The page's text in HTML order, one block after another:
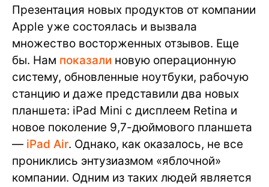
Презентация новых продуктов от компании
Apple уже состоялась и вызвала
множество восторженных отзывов. Еще
бы. Нам показали новую операционную
систему, обновленные ноутбуки, рабочую
станцию и даже представили два новых
планшета: iPad Mini с дисплеем Retina и
новое поколение 9,7-дюймового планшета
— iPad Air. Однако, как оказалось, не все
прониклись энтузиазмом «яблочной»
компании. Одним из таких людей является